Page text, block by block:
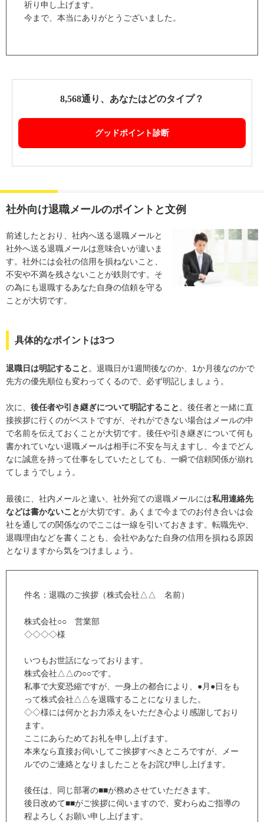
祈り申し上げます。
今まで、本当にありがとうございました。
8,568通り、あなたはどのタイプ？
グッドポイント診断
社外向け退職メールのポイントと文例
前述したとおり、社内へ送る退職メールと
社外へ送る退職メールは意味合いが違いま
す。社外には会社の信用を損ねないこと、
不安や不満を残さないことが鉄則です。そ
の為にも退職するあなた自身の信頼を守る
ことが大切です。
具体的なポイントは3つ
退職日は明記すること 。退職日が1週間後なのか、1か月後なのかで
先方の優先順位も変わってくるので、必ず明記しましょう。
次に、 後任者や引き継ぎについて明記すること。後任者と一緒に直
接挨拶に行くのがベストですが、それができない場合はメールの中
で名前を伝えておくことが大切です。後任や引き継ぎについて何も
書かれていない退職メールは相手に不安を与えますし、今までどん
なに誠意を持って仕事をしていたとしても、一瞬で信頼関係が崩れ
てしまうでしょう。
最後に、社内メールと違い、社外宛ての退職メールには私用連絡先
などは書かないことが大切です。あくまで今までのお付き合いは会
社を通しての関係なのでここは一線を引いておきます。転職先や、
退職理由などを書くことも、会社やあなた自身の信用を損ねる原因
となりますから気をつけましょう。
件名：退職のご挨拶（株式会社△△ 名前）
株式会社○○ 営業部
◇◇◇◇様
いつもお世話になっております。
株式会社△△の○○です。
私事で大変恐縮ですが、一身上の都合により、●月●日をも
って株式会社△△を退職することになりました。
◇◇様には何かとお力添えをいただき心より感謝しており
ます。
ここにあらためてお礼を申し上げます。
本来なら直接お伺いしてご挨拶すべきところですが、メー
ルでのご連絡となりましたことをお詫び申し上げます。
後任は、同じ部署の■■が務めさせていただきます。
後日改めて■■がご挨拶に伺いますので、変わらぬご指導の
程よろしくお願い申し上げます。